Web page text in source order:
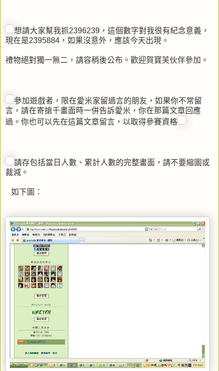
想請大家幫我抓2396239，這個數字對我很有紀念意義，
現在是2395884，如果沒意外，應該今天出現。
禮物絕對獨一無二，請容稍後公布。歡迎賀寶芙伙伴參加。
參加遊戲者，限在愛米家留過言的朋友，如果你不常留
言，請在寄搶千畫面時一併告訴愛米，你在那篇文章回應
過。你也可以先在這篇文章留言，以取得參賽資格
請存包括當日人數、累計人數的完整畫面，請不要縮圖或
裁減。
如下圖：